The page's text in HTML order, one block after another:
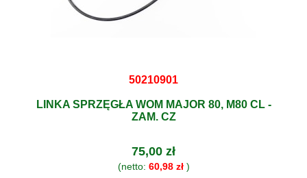
50210901
LINKA SPRZĘGŁA WOM MAJOR 80, M80 CL -
ZAM. CZ
75,00 zł
(netto: 60,98 zł)